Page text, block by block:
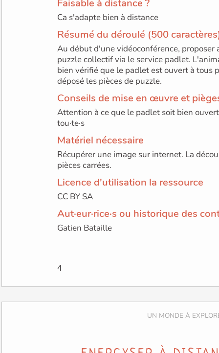
Faisable à distance ?
Ca s'adapte bien à distance
Résumé du déroulé (500
Au début d'une vidéoconférence, proposer
puzzle collectif via le service padlet.
bien vérifié que le padlet est ouvert à tous
déposé les pièces de puzzle.
Conseils de mise en œuvre et
Attention à ce que le padlet soit bien
tou·te·s
Matériel nécessaire
Récupérer une image sur internet. La
pièces carrées.
Licence d'utilisation la ressource
CC BY SA
Aut·eur·rice·s ou historique des
Gatien Bataille